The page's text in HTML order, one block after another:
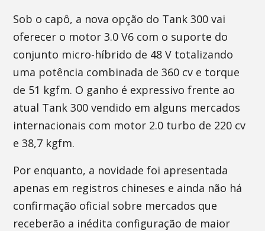
Sob o capô, a nova opção do Tank 300 vai
oferecer o motor 3.0 V6 com o suporte do
conjunto micro-híbrido de 48 V totalizando
uma potência combinada de 360 cv e torque
de 51 kgfm. O ganho é expressivo frente ao
atual Tank 300 vendido em alguns mercados
internacionais com motor 2.0 turbo de 220 cv
e 38,7 kgfm.
Por enquanto, a novidade foi apresentada
apenas em registros chineses e ainda não há
confirmação oficial sobre mercados que
receberão a inédita configuração de maior